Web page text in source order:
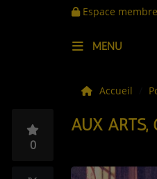
Espace membre
MENU
LA MUSIQUE
Accueil
AUX ARTS,
0